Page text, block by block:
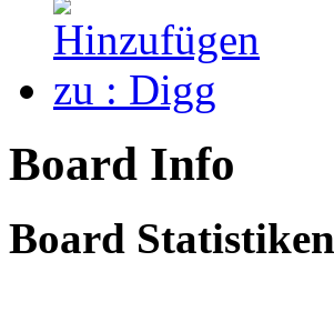
Board Info
Board Statistiken